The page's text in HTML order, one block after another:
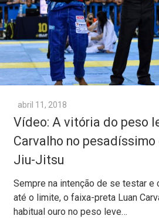
abril 11, 2018
Vídeo: A vitória do peso
Carvalho no pesadíssimo
Jiu-Jitsu
Sempre na intenção de se testar
até o limite, o faixa-preta Luan
habitual ouro no peso leve…